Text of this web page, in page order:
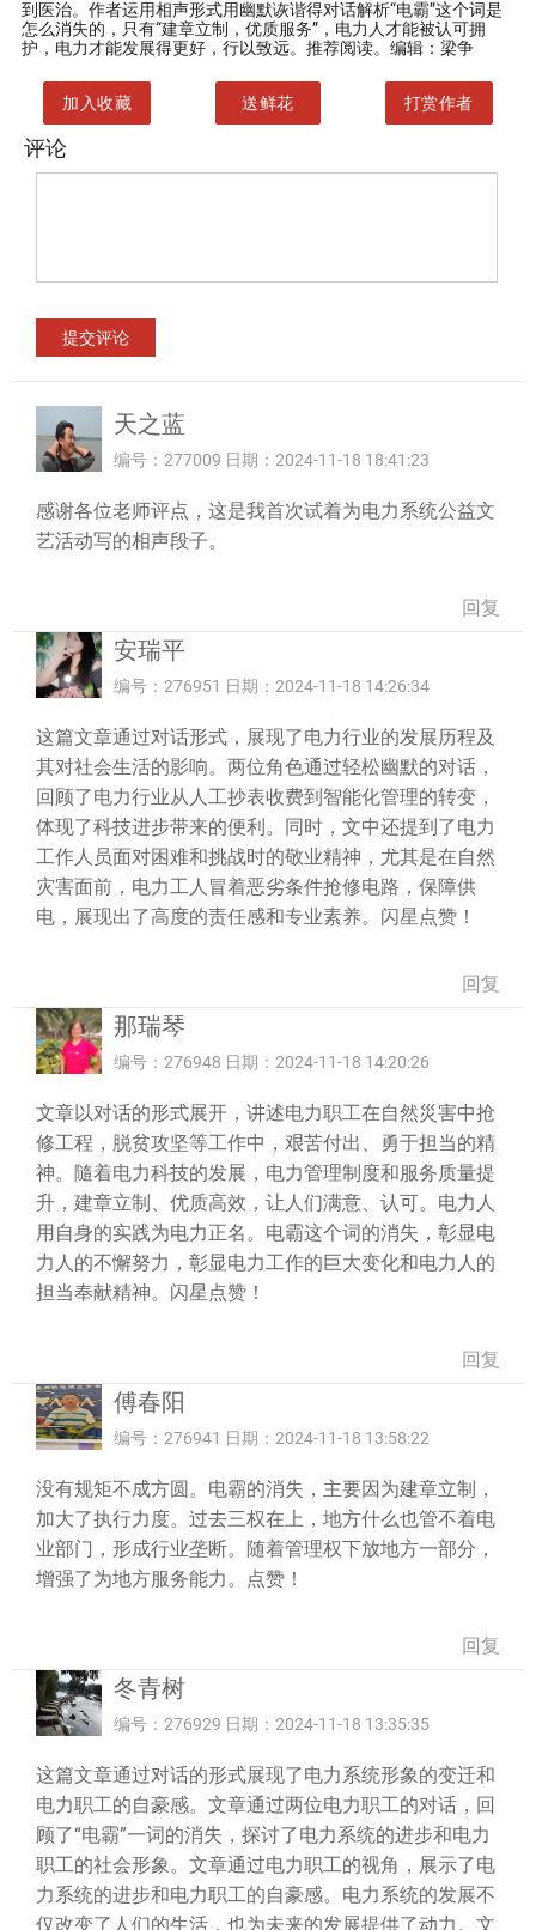
到医治。作者运用相声形式用幽默诙谐得对话解析“电霸”这个词是
怎么消失的，只有“建章立制，优质服务”，电力人才能被认可拥
护，电力才能发展得更好，行以致远。推荐阅读。编辑：梁争
加入收藏 送鲜花 打赏作者
评论
天之蓝
编号：277009 日期：2024-11-18 18:41:23
感谢各位老师评点，这是我首次试着为电力系统公益文
艺活动写的相声段子。
回复
安瑞平
编号：276951 日期：2024-11-18 14:26:34
这篇文章通过对话形式，展现了电力行业的发展历程及
其对社会生活的影响。两位角色通过轻松幽默的对话，
回顾了电力行业从人工抄表收费到智能化管理的转变，
体现了科技进步带来的便利。同时，文中还提到了电力
工作人员面对困难和挑战时的敬业精神，尤其是在自然
灾害面前，电力工人冒着恶劣条件抢修电路，保障供
电，展现出了高度的责任感和专业素养。闪星点赞！
回复
那瑞琴
编号：276948 日期：2024-11-18 14:20:26
文章以对话的形式展开，讲述电力职工在自然災害中抢
修工程，脱贫攻坚等工作中，艰苦付出、勇于担当的精
神。隨着电力科技的发展，电力管理制度和服务质量提
升，建章立制、优质高效，让人们满意、认可。电力人
用自身的实践为电力正名。电霸这个词的消失，彰显电
力人的不懈努力，彰显电力工作的巨大变化和电力人的
担当奉献精神。闪星点赞！
回复
傅春阳
编号：276941 日期：2024-11-18 13:58:22
没有规矩不成方圆。电霸的消失，主要因为建章立制，
加大了执行力度。过去三权在上，地方什么也管不着电
业部门，形成行业垄断。随着管理权下放地方一部分，
增强了为地方服务能力。点赞！
回复
冬青树
编号：276929 日期：2024-11-18 13:35:35
这篇文章通过对话的形式展现了电力系统形象的变迁和
电力职工的自豪感。文章通过两位电力职工的对话，回
顾了“电霸”一词的消失，探讨了电力系统的进步和电力
职工的社会形象。文章通过电力职工的视角，展示了电
力系统的进步和电力职工的自豪感。电力系统的发展不
仅改变了人们的生活，也为未来的发展提供了动力。文